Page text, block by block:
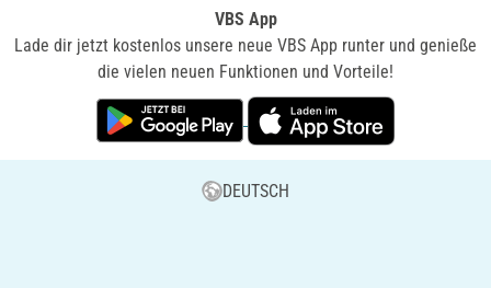
VBS App
Lade dir jetzt kostenlos unsere neue VBS App runter und genieße
die vielen neuen Funktionen und Vorteile!
DEUTSCH